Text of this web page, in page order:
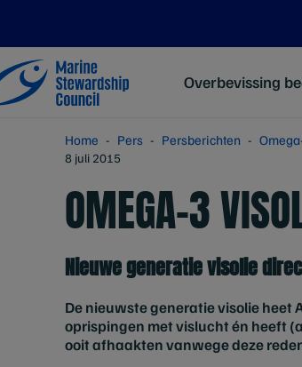
Overbevissing
Home Pers Persberichten
8 juli 2015
OMEGA-3
Nieuwe generatie visolie
De nieuwste generatie visolie heet
oprispingen met vislucht én heeft
ooit afhaakten vanwege deze